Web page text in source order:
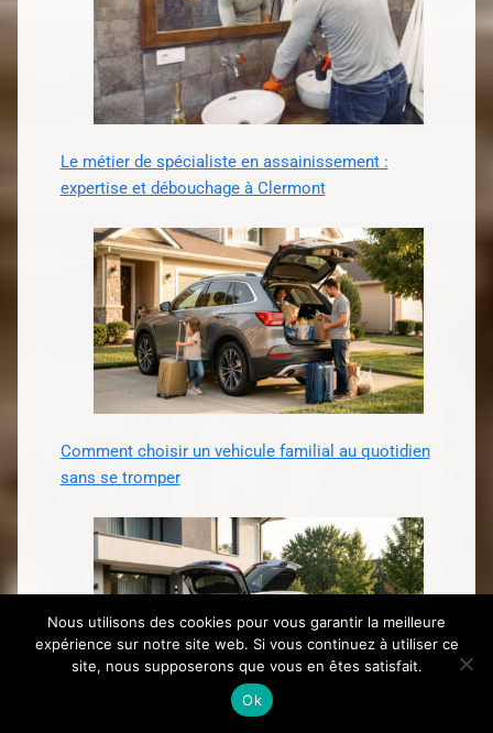
Le métier de spécialiste en assainissement :
expertise et débouchage à Clermont
Comment choisir un vehicule familial au quotidien
sans se tromper
Nous utilisons des cookies pour vous garantir la meilleure
expérience sur notre site web. Si vous continuez à utiliser ce
site, nous supposerons que vous en êtes satisfait.
Ok